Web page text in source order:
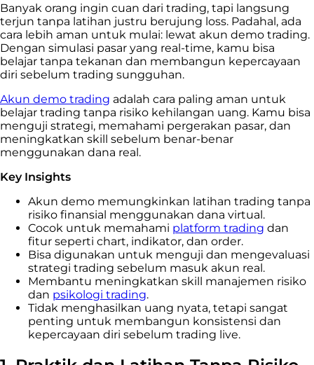
Banyak orang ingin cuan dari trading, tapi langsung
terjun tanpa latihan justru berujung loss. Padahal, ada
cara lebih aman untuk mulai: lewat akun demo trading.
Dengan simulasi pasar yang real-time, kamu bisa
belajar tanpa tekanan dan membangun kepercayaan
diri sebelum trading sungguhan.
Akun demo trading adalah cara paling aman untuk
belajar trading tanpa risiko kehilangan uang. Kamu bisa
menguji strategi, memahami pergerakan pasar, dan
meningkatkan skill sebelum benar-benar
menggunakan dana real.
Key Insights
Akun demo memungkinkan latihan trading tanpa
risiko finansial menggunakan dana virtual.
Cocok untuk memahami platform trading dan
fitur seperti chart, indikator, dan order.
Bisa digunakan untuk menguji dan mengevaluasi
strategi trading sebelum masuk akun real.
Membantu meningkatkan skill manajemen risiko
dan psikologi trading.
Tidak menghasilkan uang nyata, tetapi sangat
penting untuk membangun konsistensi dan
kepercayaan diri sebelum trading live.